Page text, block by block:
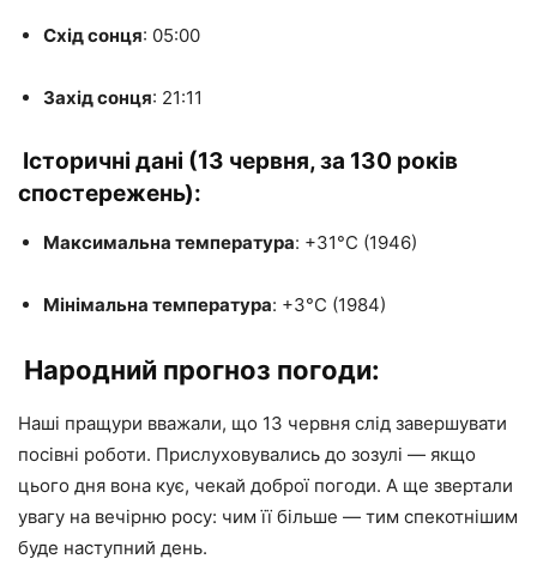
Схід сонця: 05:00
Захід сонця: 21:11
Історичні дані (13 червня, за 130 років
спостережень):
Максимальна температура: +31°C (1946)
Мінімальна температура: +3°C (1984)
Народний прогноз погоди:
Наші пращури вважали, що 13 червня слід завершувати
посівні роботи. Прислуховувались до зозулі — якщо
цього дня вона кує, чекай доброї погоди. А ще звертали
увагу на вечірню росу: чим її більше — тим спекотнішим
буде наступний день.